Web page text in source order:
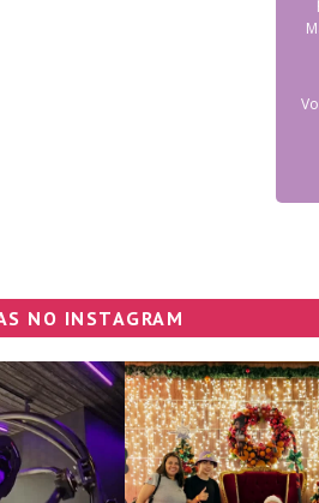
NO INSTAGRAM